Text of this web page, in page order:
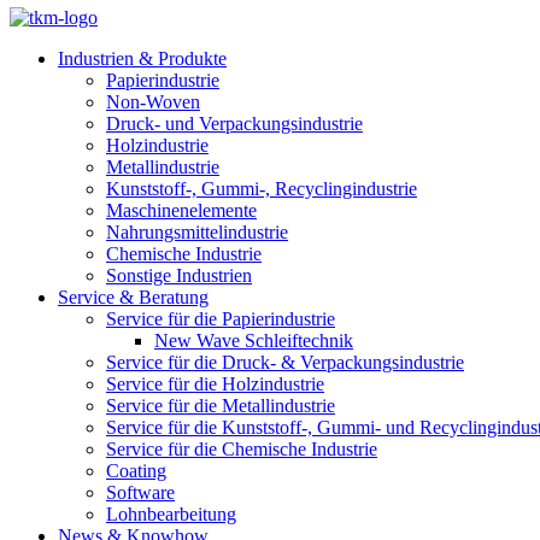
Industrien & Produkte
Papierindustrie
Non-Woven
Druck- und Verpackungsindustrie
Holzindustrie
Metallindustrie
Kunststoff-, Gummi-, Recyclingindustrie
Maschinenelemente
Nahrungsmittelindustrie
Chemische Industrie
Sonstige Industrien
Service & Beratung
Service für die Papierindustrie
New Wave Schleiftechnik
Service für die Druck- & Verpackungsindustrie
Service für die Holzindustrie
Service für die Metallindustrie
Service für die Kunststoff-, Gummi- und
Service für die Chemische Industrie
Coating
Software
Lohnbearbeitung
News & Knowhow